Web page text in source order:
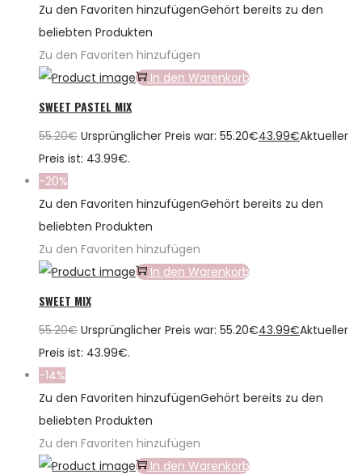
Zu den Favoriten hinzufügenGehört bereits zu den
beliebten Produkten
Zu den Favoriten hinzufügen
In den Warenkorb
SWEET PASTEL MIX
55.20€ Ursprünglicher Preis war: 55.20€43.99€Aktueller
Preis ist: 43.99€.
-20%
Zu den Favoriten hinzufügenGehört bereits zu den
beliebten Produkten
Zu den Favoriten hinzufügen
In den Warenkorb
SWEET MIX
55.20€ Ursprünglicher Preis war: 55.20€43.99€Aktueller
Preis ist: 43.99€.
-14%
Zu den Favoriten hinzufügenGehört bereits zu den
beliebten Produkten
Zu den Favoriten hinzufügen
In den Warenkorb